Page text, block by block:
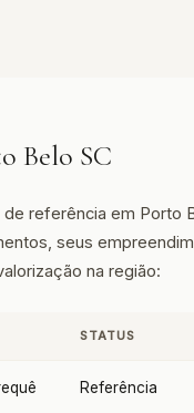
Belo SC
referência em Porto
seus
na região:
STATUS
Referência